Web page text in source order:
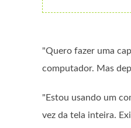
"Quero fazer uma
computador. Mas
"Estou usando um
vez da tela inteira.